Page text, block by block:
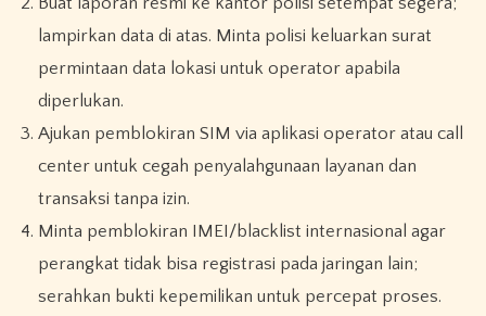
lampirkan data di atas. Minta polisi keluarkan surat
permintaan data lokasi untuk operator apabila
diperlukan.
Ajukan pemblokiran SIM via aplikasi operator atau call
center untuk cegah penyalahgunaan layanan dan
transaksi tanpa izin.
Minta pemblokiran IMEI/blacklist internasional agar
perangkat tidak bisa registrasi pada jaringan lain;
serahkan bukti kepemilikan untuk percepat proses.